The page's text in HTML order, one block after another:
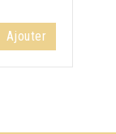
Ajouter